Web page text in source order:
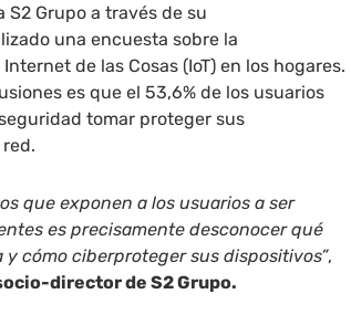
Grupo a través de su
una encuesta sobre la
de las Cosas (IoT) en los hogares.
es que el 53,6% de los usuarios
tomar proteger sus
que exponen a los usuarios a ser
es precisamente desconocer qué
cómo ciberproteger sus dispositivos”,
director de S2 Grupo.